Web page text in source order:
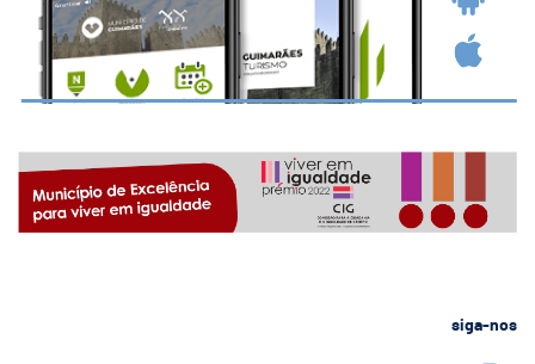
siga-nos